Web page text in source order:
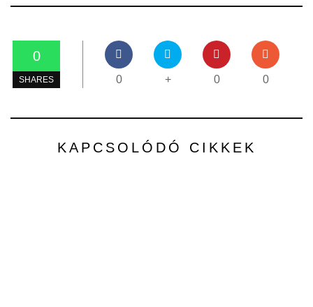
0
SHARES 0 + 0 0
KAPCSOLÓDÓ CIKKEK